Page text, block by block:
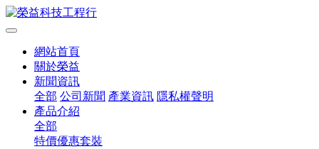
網站首頁
關於榮益
新聞資訊
全部 公司新聞 產業資訊 隱私權聲明
產品介紹
全部
特價優惠套裝